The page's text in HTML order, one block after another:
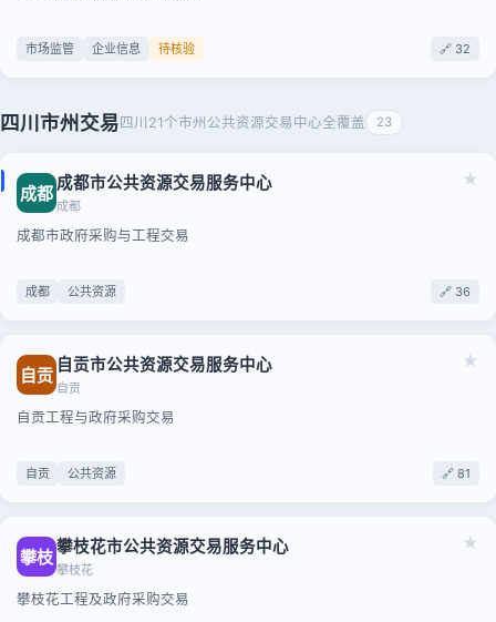
市场监管 企业信息 待核验 🔗 32
四川市州交易 四川21个市州公共资源交易中心全覆盖 23
★
成都 成都市公共资源交易服务中心
成都
成都市政府采购与工程交易
成都 公共资源 🔗 36
★
自贡 自贡市公共资源交易服务中心
自贡
自贡工程与政府采购交易
自贡 公共资源 🔗 81
★
攀枝攀枝花市公共资源交易服务中心
攀枝花
攀枝花工程及政府采购交易